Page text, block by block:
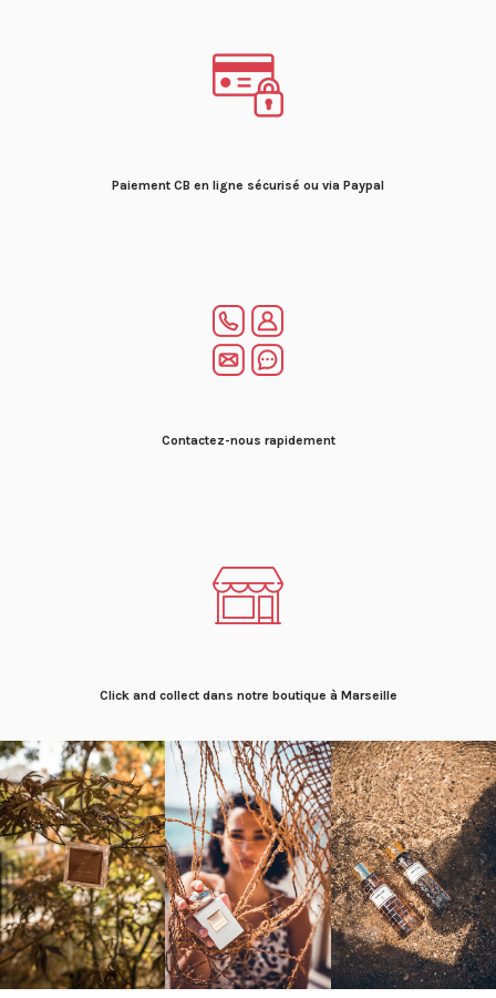
Paiement CB en ligne sécurisé ou via Paypal
Contactez-nous rapidement
Click and collect dans notre boutique à Marseille